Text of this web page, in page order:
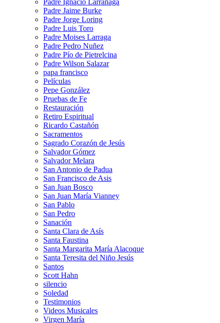
Padre Ignacio Larrañaga
Padre Jaime Burke
Padre Jorge Loring
Padre Luis Toro
Padre Moises Larraga
Padre Pedro Nuñez
Padre Pío de Pietrelcina
Padre Wilson Salazar
papa francisco
Películas
Pepe González
Pruebas de Fe
Restauración
Retiro Espiritual
Ricardo Castañón
Sacramentos
Sagrado Corazón de Jesús
Salvador Gómez
Salvador Melara
San Antonio de Padua
San Francisco de Asis
San Juan Bosco
San Juan María Vianney
San Pablo
San Pedro
Sanación
Santa Clara de Asís
Santa Faustina
Santa Margarita María Alacoque
Santa Teresita del Niño Jesús
Santos
Scott Hahn
silencio
Soledad
Testimonios
Videos Musicales
Virgen María